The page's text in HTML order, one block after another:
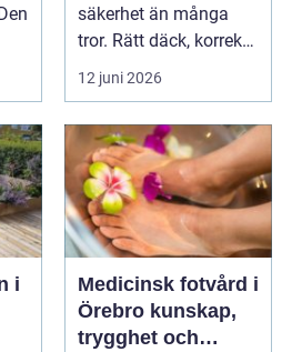
säkerhet än många
tror. Rätt däck, korrekt
monterin...
12 juni 2026
i
Medicinsk fotvård i
Örebro kunskap,
trygghet och